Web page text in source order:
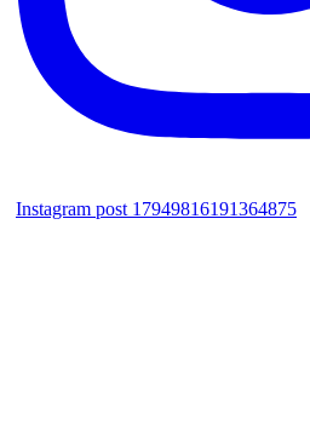
Instagram post 17949816191364875